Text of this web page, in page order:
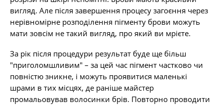
вигляд. Але після завершення процесу загоєння через
нерівномірне розподілення пігменту брови можуть
мати зовсім не такий вигляд, про який ви мрієте.
За рік після процедури результат буде ще більш
"приголомшливим" – за цей час пігмент частково чи
повністю зникне, і можуть проявитися маленькі
шрами в тих місцях, де раніше майстер
промальовував волосинки брів. Повторно проводити